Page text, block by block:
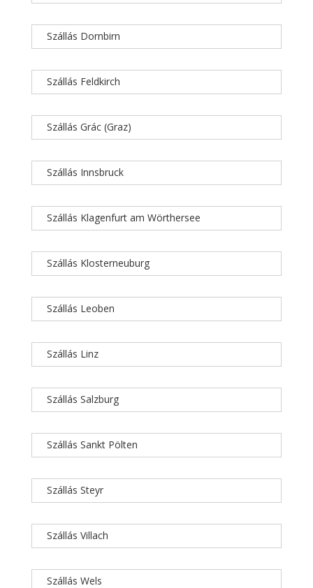
Szállás Dornbirn
Szállás Feldkirch
Szállás Grác (Graz)
Szállás Innsbruck
Szállás Klagenfurt am Wörthersee
Szállás Klosterneuburg
Szállás Leoben
Szállás Linz
Szállás Salzburg
Szállás Sankt Pölten
Szállás Steyr
Szállás Villach
Szállás Wels